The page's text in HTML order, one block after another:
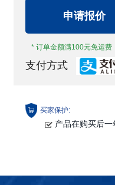
申请报价
* 订单金额满100元免运费
支付方式
买家保护:
产品在购买后一